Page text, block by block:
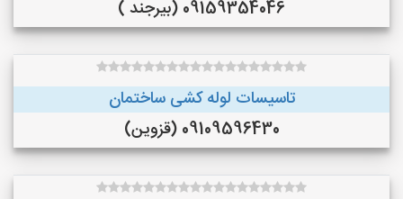
09159354046 (بیرجند )
تاسیسات لوله کشی ساختمان
09109596430 (قزوین)